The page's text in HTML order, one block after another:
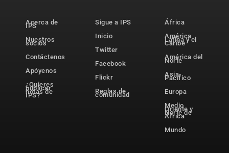
Acerca de
IPS
Nuestros
socios
Contáctenos
Apóyenos
¿Quieres
publicar
notas de
IPS?
Sigue a IPS
Inicio
Twitter
Facebook
Flickr
Reglas de
comunidad
África
América
Latina y el
Caribe
América del
Norte
Asia-
Pacífico
Europa
Medio
Oriente y
Norte de
África
Mundo